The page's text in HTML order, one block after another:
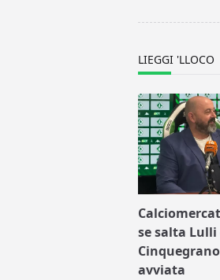
LIEGGI 'LLOCO
se salta Lulli
avviata